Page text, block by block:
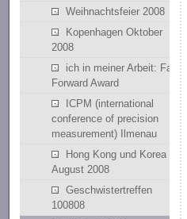
Weihnachtsfeier 2008
Kopenhagen Oktober
2008
ich in meiner Arbeit: Fast
Forward Award
ICPM (international
conference of precision
measurement) Ilmenau
Hong Kong und Korea
August 2008
Geschwistertreffen
100808